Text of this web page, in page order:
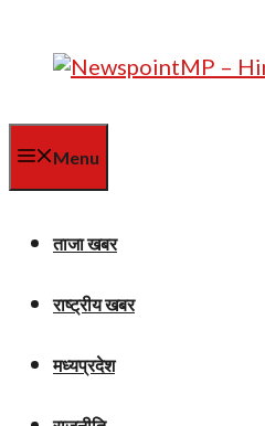
content
Menu
ताजा खबर
राष्ट्रीय खबर
मध्यप्रदेश